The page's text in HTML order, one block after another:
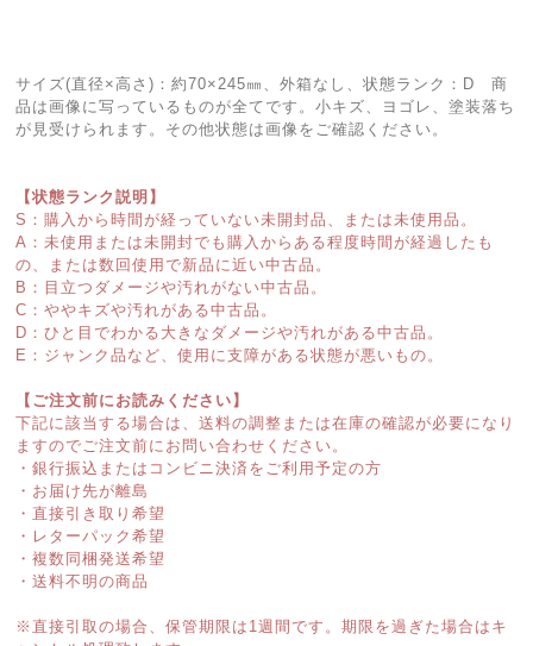
サイズ(直径×高さ)：約70×245㎜、外箱なし、状態ランク：D 商
品は画像に写っているものが全てです。小キズ、ヨゴレ、塗装落ち
が見受けられます。その他状態は画像をご確認ください。
【状態ランク説明】
S：購入から時間が経っていない未開封品、または未使用品。
A：未使用または未開封でも購入からある程度時間が経過したも
の、または数回使用で新品に近い中古品。
B：目立つダメージや汚れがない中古品。
C：ややキズや汚れがある中古品。
D：ひと目でわかる大きなダメージや汚れがある中古品。
E：ジャンク品など、使用に支障がある状態が悪いもの。
【ご注文前にお読みください】
下記に該当する場合は、送料の調整または在庫の確認が必要になり
ますのでご注文前にお問い合わせください。
・銀行振込またはコンビニ決済をご利用予定の方
・お届け先が離島
・直接引き取り希望
・レターパック希望
・複数同梱発送希望
・送料不明の商品
※直接引取の場合、保管期限は1週間です。期限を過ぎた場合はキ